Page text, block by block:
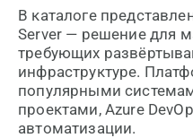
В каталоге
Server — решение для
требующих
инфраструктуре.
популярными
проектами, Azure
автоматизации.